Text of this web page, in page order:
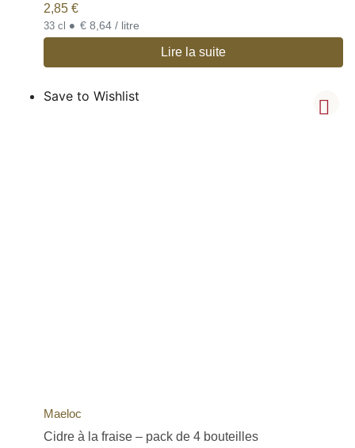
2,85 €
33 cl • € 8,64 / litre
Lire la suite
Save to Wishlist
Maeloc
Cidre à la fraise – pack de 4 bouteilles